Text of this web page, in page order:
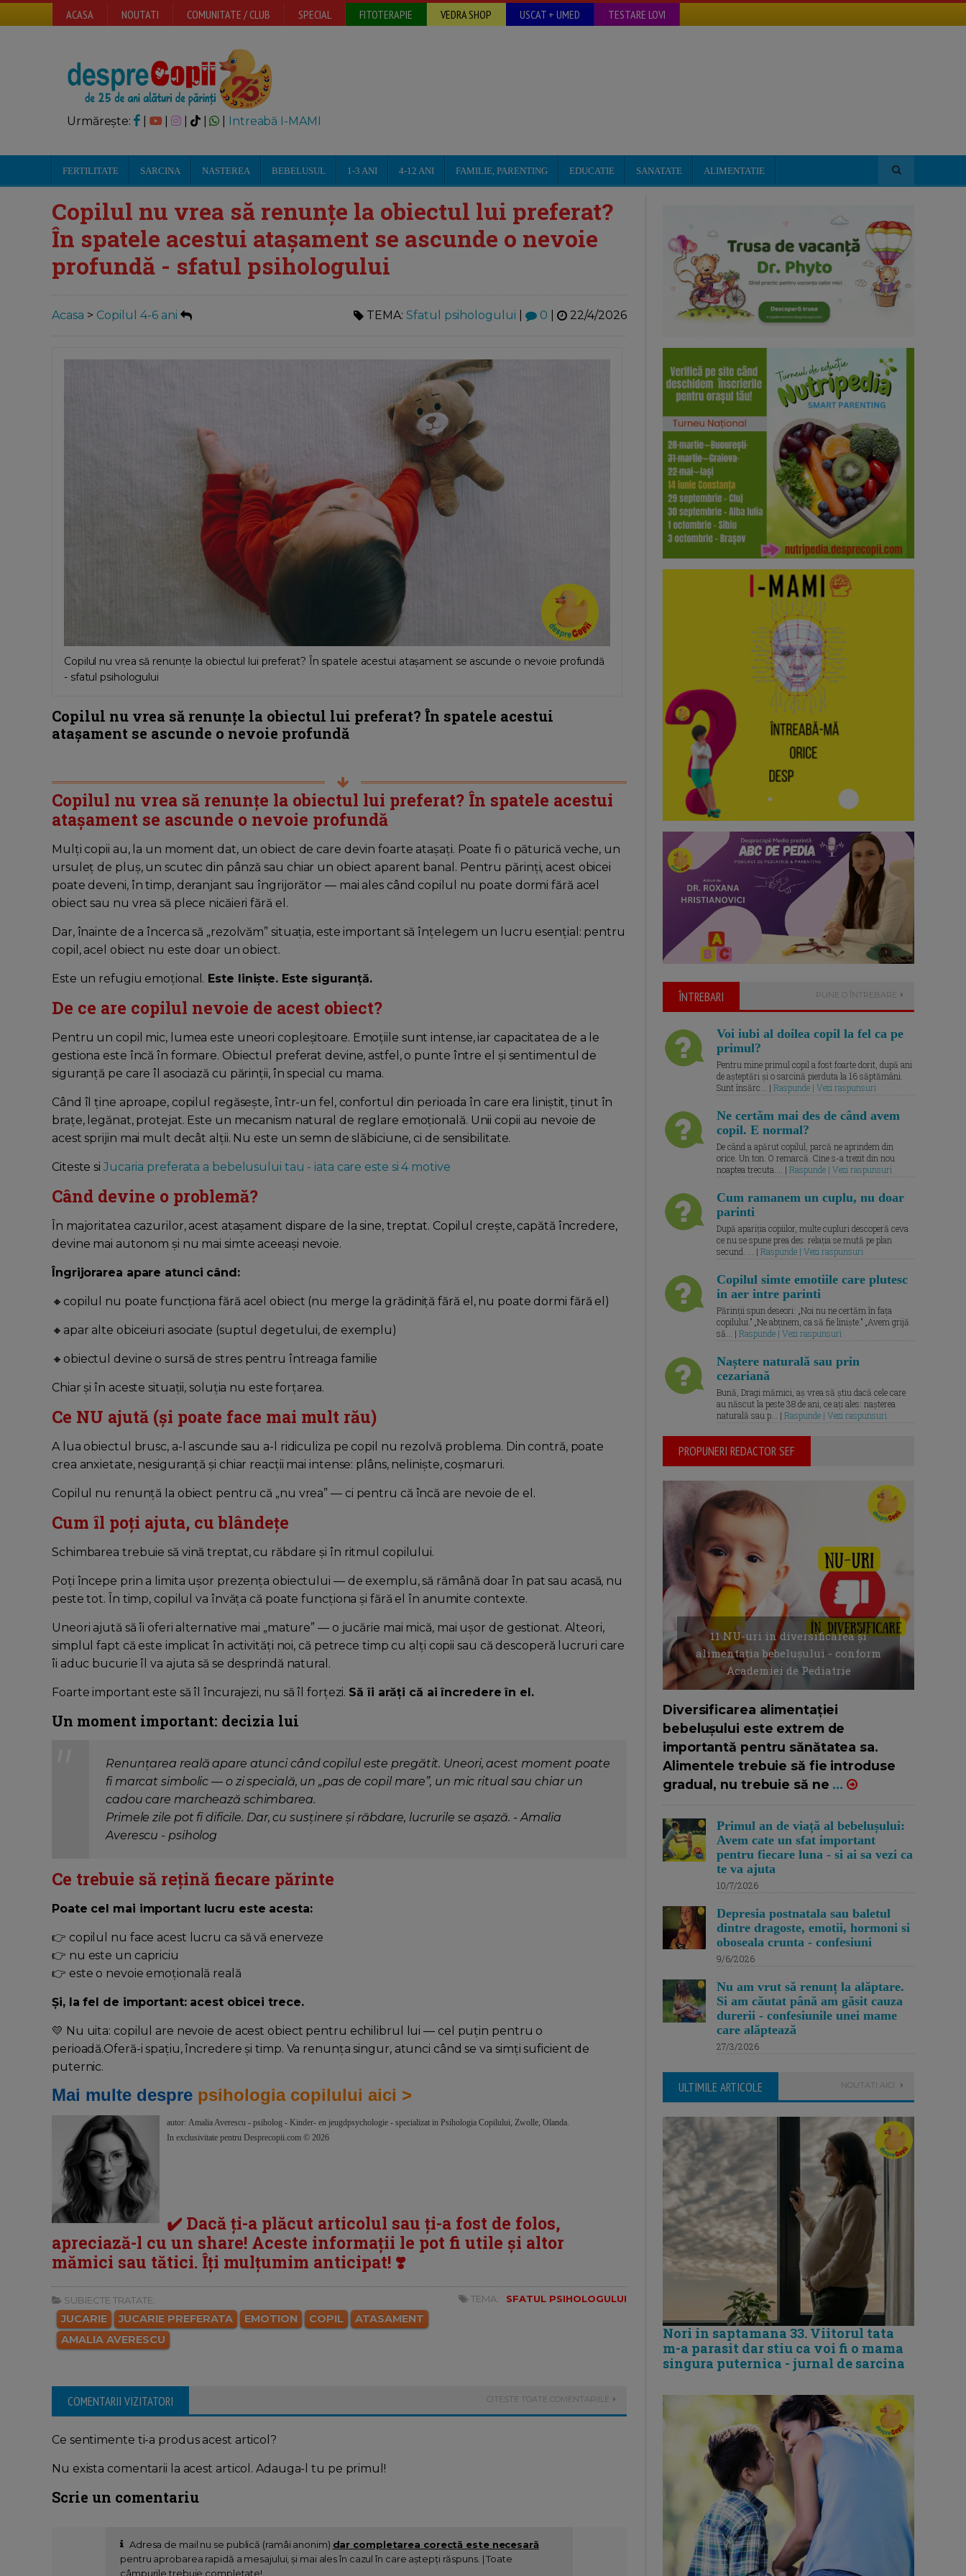
ACASA NOUTATI COMUNITATE / CLUB SPECIAL FITOTERAPIE VEDRA SHOP USCAT + UMED TESTARE LOVI
Urmărește: | | Intreabă I-MAMI
FERTILITATE SARCINA NASTEREA BEBELUSUL 1-3 ANI 4-12 ANI FAMILIE, PARENTING EDUCATIE SANATATE ALIMENTATIE
Copilul nu vrea să renunțe la obiectul lui preferat?
În spatele acestui atașament se ascunde o nevoie
profundă - sfatul psihologului
Acasa > Copilul 4-6 ani TEMA: Sfatul psihologului 0 22/4/2026
Copilul nu vrea să renunțe la obiectul lui preferat? În spatele acestui atașament se ascunde o nevoie profundă
- sfatul psihologului
Copilul nu vrea să renunțe la obiectul lui preferat? În spatele acestui
atașament se ascunde o nevoie profundă
Copilul nu vrea să renunțe la obiectul lui preferat? În spatele acestui
atașament se ascunde o nevoie profundă
Mulți copii au, la un moment dat, un obiect de care devin foarte atașați. Poate fi o păturică veche, un
ursuleț de pluș, un scutec din pânză sau chiar un obiect aparent banal. Pentru părinți, acest obicei
poate deveni, în timp, deranjant sau îngrijorător — mai ales când copilul nu poate dormi fără acel
obiect sau nu vrea să plece nicăieri fără el.
Dar, înainte de a încerca să „rezolvăm” situația, este important să înțelegem un lucru esențial: pentru
copil, acel obiect nu este doar un obiect.
Este un refugiu emoțional. Este liniște. Este siguranță.
De ce are copilul nevoie de acest obiect?
Pentru un copil mic, lumea este uneori copleșitoare. Emoțiile sunt intense, iar capacitatea de a le
gestiona este încă în formare. Obiectul preferat devine, astfel, o punte între el și sentimentul de
siguranță pe care îl asociază cu părinții, în special cu mama.
Când îl ține aproape, copilul regăsește, într-un fel, confortul din perioada în care era liniștit, ținut în
brațe, legănat, protejat. Este un mecanism natural de reglare emoțională. Unii copii au nevoie de
acest sprijin mai mult decât alții. Nu este un semn de slăbiciune, ci de sensibilitate.
Citeste si Jucaria preferata a bebelusului tau - iata care este si 4 motive
Când devine o problemă?
În majoritatea cazurilor, acest atașament dispare de la sine, treptat. Copilul crește, capătă încredere,
devine mai autonom și nu mai simte aceeași nevoie.
Îngrijorarea apare atunci când:
🔸copilul nu poate funcționa fără acel obiect (nu merge la grădiniță fără el, nu poate dormi fără el)
🔸apar alte obiceiuri asociate (suptul degetului, de exemplu)
🔸obiectul devine o sursă de stres pentru întreaga familie
Chiar și în aceste situații, soluția nu este forțarea.
Ce NU ajută (și poate face mai mult rău)
A lua obiectul brusc, a-l ascunde sau a-l ridiculiza pe copil nu rezolvă problema. Din contră, poate
crea anxietate, nesiguranță și chiar reacții mai intense: plâns, neliniște, coșmaruri.
Copilul nu renunță la obiect pentru că „nu vrea” — ci pentru că încă are nevoie de el.
Cum îl poți ajuta, cu blândețe
Schimbarea trebuie să vină treptat, cu răbdare și în ritmul copilului.
Poți începe prin a limita ușor prezența obiectului — de exemplu, să rămână doar în pat sau acasă, nu
peste tot. În timp, copilul va învăța că poate funcționa și fără el în anumite contexte.
Uneori ajută să îi oferi alternative mai „mature” — o jucărie mai mică, mai ușor de gestionat. Alteori,
simplul fapt că este implicat în activități noi, că petrece timp cu alți copii sau că descoperă lucruri care
îi aduc bucurie îl va ajuta să se desprindă natural.
Foarte important este să îl încurajezi, nu să îl forțezi. Să îi arăți că ai încredere în el.
Un moment important: decizia lui
Renunțarea reală apare atunci când copilul este pregătit. Uneori, acest moment poate
fi marcat simbolic — o zi specială, un „pas de copil mare”, un mic ritual sau chiar un
cadou care marchează schimbarea.
Primele zile pot fi dificile. Dar, cu susținere și răbdare, lucrurile se așază. - Amalia
Averescu - psiholog
Ce trebuie să rețină fiecare părinte
Poate cel mai important lucru este acesta:
👉 copilul nu face acest lucru ca să vă enerveze
👉 nu este un capriciu
👉 este o nevoie emoțională reală
Și, la fel de important: acest obicei trece.
💛 Nu uita: copilul are nevoie de acest obiect pentru echilibrul lui — cel puțin pentru o
perioadă.Oferă-i spațiu, încredere și timp. Va renunța singur, atunci când se va simți suficient de
puternic.
Mai multe despre psihologia copilului aici >
autor: Amalia Averescu - psiholog - Kinder- en jeugdpsychologie - specializat in Psihologia Copilului, Zwolle, Olanda.
In exclusivitate pentru Desprecopii.com © 2026
✔️ Dacă ți-a plăcut articolul sau ți-a fost de folos,
apreciază-l cu un share! Aceste informații le pot fi utile și altor
mămici sau tătici. Îți mulțumim anticipat! ❣️
SUBIECTE TRATATE:
JUCARIE JUCARIE PREFERATA EMOTION COPIL
ATASAMENT
AMALIA AVERESCU
TEMA: SFATUL PSIHOLOGULUI
COMENTARII VIZITATORI CITESTE TOATE COMENTARIILE
Ce sentimente ti-a produs acest articol?
Nu exista comentarii la acest articol. Adauga-l tu pe primul!
Scrie un comentariu
Adresa de mail nu se publică (ramâi anonim) dar completarea corectă este necesară
pentru aprobarea rapidă a mesajului, și mai ales în cazul în care aștepți răspuns. | Toate
câmpurile trebuie completate!
ÎNTREBARI PUNE O ÎNTREBARE
Voi iubi al doilea copil la fel ca pe
primul?
Pentru mine primul copil a fost foarte dorit, după ani
de așteptări și o sarcină pierduta la 16 săptămâni.
Sunt însărc... | Raspunde | Vezi raspunsuri
Ne certăm mai des de când avem
copil. E normal?
De când a apărut copilul, parcă ne aprindem din
orice. Un ton. O remarcă. Cine s-a trezit din nou
noaptea trecuta.... | Raspunde | Vezi raspunsuri
Cum ramanem un cuplu, nu doar
parinti
După apariția copiilor, multe cupluri descoperă ceva
ce nu se spune prea des: relația se mută pe plan
secund. ... | Raspunde | Vezi raspunsuri
Copilul simte emotiile care plutesc
in aer intre parinti
Părinții spun deseori: „Noi nu ne certăm în fața
copilului.” „Ne abținem, ca să fie liniște.” „Avem grijă
să... | Raspunde | Vezi raspunsuri
Naștere naturală sau prin
cezariană
Bună, Dragi mămici, aș vrea să știu dacă cele care
au născut la peste 38 de ani, ce ați ales: nașterea
naturală sau p... | Raspunde | Vezi raspunsuri
PROPUNERI REDACTOR SEF
11 NU-uri in diversificarea și
alimentația bebelușului - conform
Academiei de Pediatrie
Diversificarea alimentației
bebelușului este extrem de
importantă pentru sănătatea sa.
Alimentele trebuie să fie introduse
gradual, nu trebuie să ne ...
Primul an de viață al bebelușului:
Avem cate un sfat important
pentru fiecare luna - si ai sa vezi ca
te va ajuta
10/7/2026
Depresia postnatala sau baletul
dintre dragoste, emotii, hormoni si
oboseala crunta - confesiuni
9/6/2026
Nu am vrut să renunț la alăptare.
Si am căutat până am găsit cauza
durerii - confesiunile unei mame
care alăptează
27/3/2026
ULTIMILE ARTICOLE NOUTATI AICI
Nori in saptamana 33. Viitorul tata
m-a parasit dar stiu ca voi fi o mama
singura puternica - jurnal de sarcina